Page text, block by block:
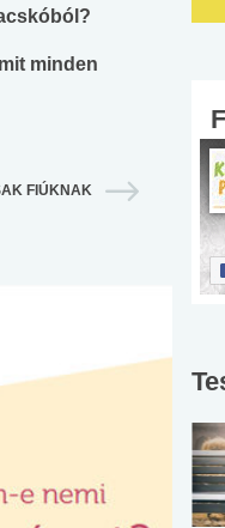
minden
FIÚKNAK